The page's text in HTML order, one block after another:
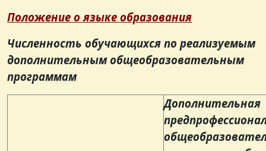
Положение о языке образования
Численность обучающихся по реализуемым
дополнительным общеобразовательным
программам
Дополнительная